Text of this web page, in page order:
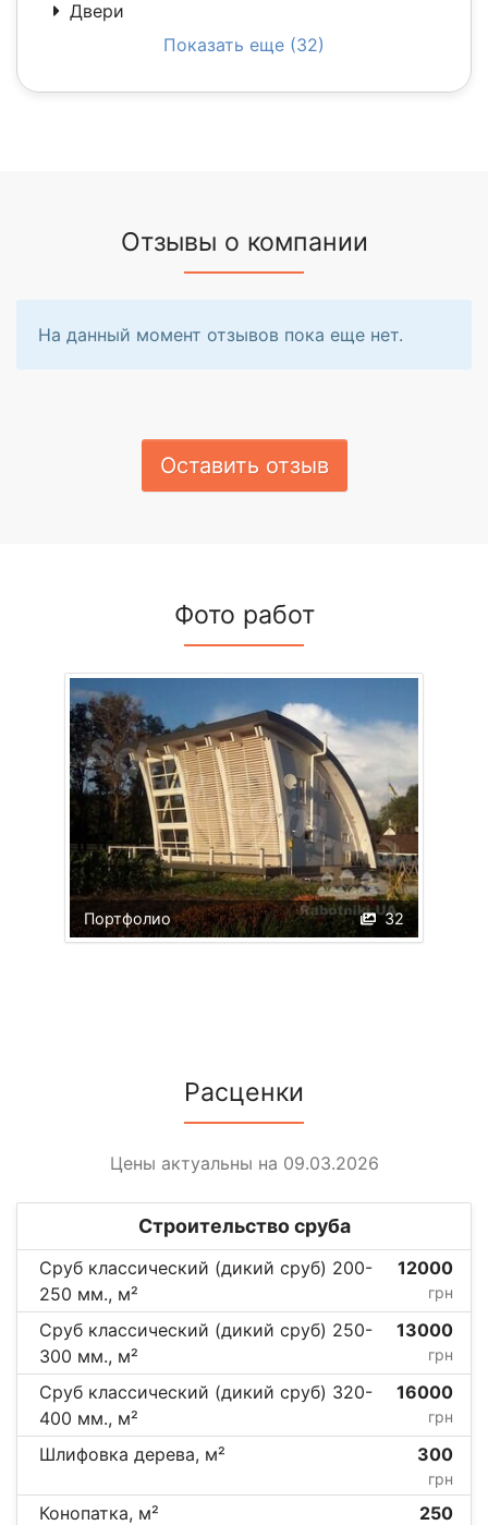
Двери
Показать еще (32)
Отзывы о компании
На данный момент отзывов пока еще нет.
Оставить отзыв
Фото работ
32
Портфолио
Расценки
Цены актуальны на 09.03.2026
Строительство сруба
Сруб классический (дикий сруб) 200-
250 мм., м²
12000
грн
Сруб классический (дикий сруб) 250-
300 мм., м²
13000
грн
Сруб классический (дикий сруб) 320-
400 мм., м²
16000
грн
Шлифовка дерева, м² 300
грн
Конопатка, м² 250